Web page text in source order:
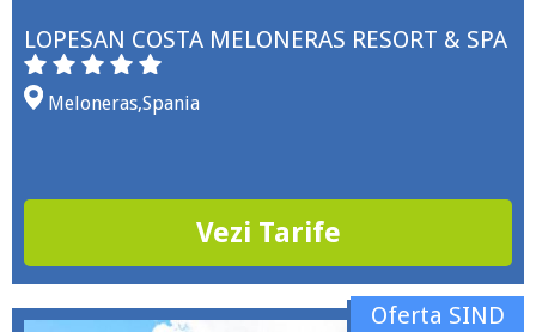
LOPESAN COSTA MELONERAS RESORT & SPA
Meloneras,Spania
Vezi Tarife
Oferta SIND